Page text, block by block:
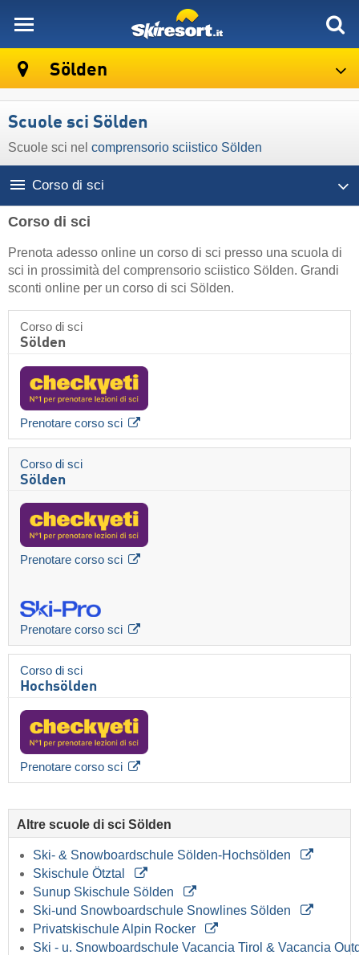
Sölden
Scuole sci Sölden
Scuole sci nel comprensorio sciistico Sölden
Corso di sci
Corso di sci
Prenota adesso online un corso di sci presso una scuola di
sci in prossimità del comprensorio sciistico Sölden. Grandi
sconti online per un corso di sci Sölden.
Corso di sci
Sölden
Prenotare corso sci
Corso di sci
Sölden
Prenotare corso sci
Prenotare corso sci
Corso di sci
Hochsölden
Prenotare corso sci
Altre scuole di sci Sölden
Ski- & Snowboardschule Sölden-Hochsölden
Skischule Ötztal
Sunup Skischule Sölden
Ski-und Snowboardschule Snowlines Sölden
Privatskischule Alpin Rocker
Ski - u. Snowboardschule Vacancia Tirol & Vacancia